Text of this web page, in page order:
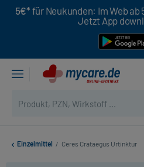
5€* für Neukunden: Im Web ab
Jetzt App
Einzelmittel / Ceres Crataegus Urtinktur